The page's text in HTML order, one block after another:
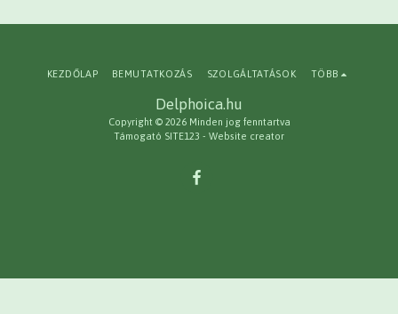
Delphoica.hu
Copyright © 2026 Minden jog fenntartva
Támogató SITE123 - Website creator
KEZDŐLAP BEMUTATKOZÁS SZOLGÁLTATÁSOK TÖBB